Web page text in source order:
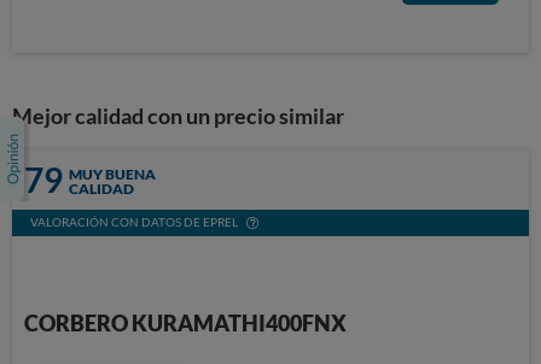
Mejor calidad con un precio similar
79 MUY BUENA
CALIDAD
VALORACIÓN CON DATOS DE EPREL
CORBERO KURAMATHI400FNX